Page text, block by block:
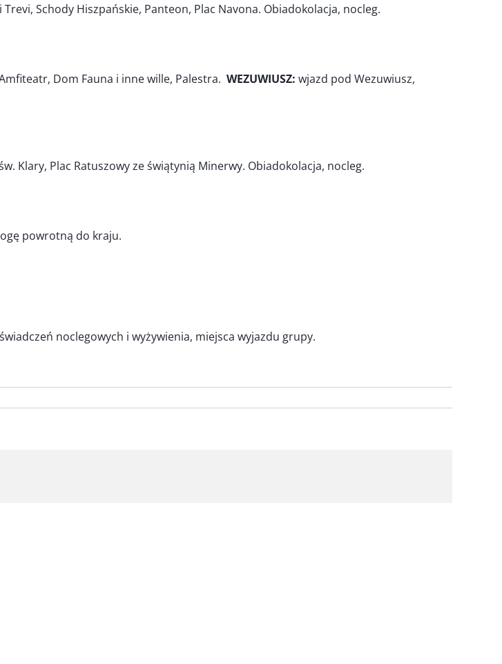
Schody Hiszpańskie, Panteon, Plac Navona. Obiadokolacja, nocleg.
Dom Fauna i inne wille, Palestra. WEZUWIUSZ: wjazd pod Wezuwiusz,
Klary, Plac Ratuszowy ze świątynią Minerwy. Obiadokolacja, nocleg.
powrotną do kraju.
noclegowych i wyżywienia, miejsca wyjazdu grupy.